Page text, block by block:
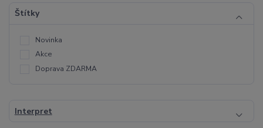
Štítky
Novinka
Akce
Doprava ZDARMA
Interpret